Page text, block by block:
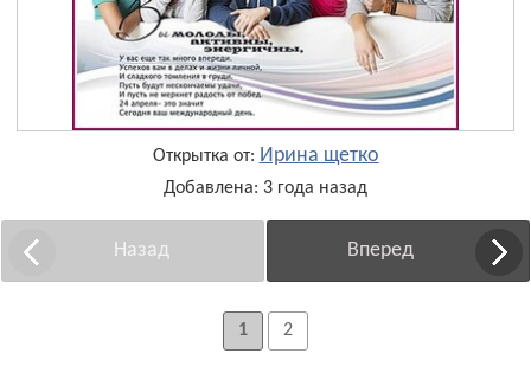
Открытка от: Ирина щетко
Добавлена: 3 года назад
Назад Вперед
1 2